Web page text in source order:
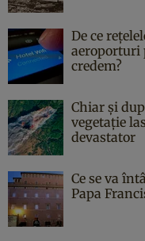
De ce
aeroporturi
credem?
Chiar și
vegetație
devastator
Ce se va
Papa